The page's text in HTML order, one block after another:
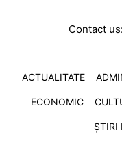
Contact us:
ACTUALITATE
ECONOMIC
ȘTIRI